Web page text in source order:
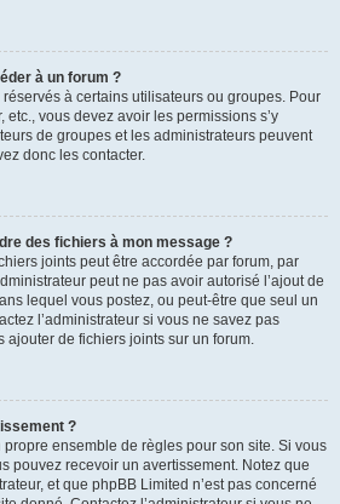
à un forum ?
à certains utilisateurs ou groupes. Pour
etc., vous devez avoir les permissions s’y
de groupes et les administrateurs peuvent
donc les contacter.
des fichiers à mon message ?
joints peut être accordée par forum, par
peut ne pas avoir autorisé l’ajout de
lequel vous postez, ou peut-être que seul un
l’administrateur si vous ne savez pas
ajouter de fichiers joints sur un forum.
?
ensemble de règles pour son site. Si vous
pouvez recevoir un avertissement. Notez que
et que phpBB Limited n’est pas concerné